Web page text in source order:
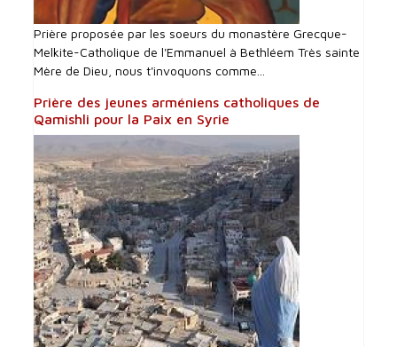
Prière proposée par les soeurs du monastère Grecque-
Melkite-Catholique de l'Emmanuel à Bethléem Très sainte
Mère de Dieu, nous t'invoquons comme...
Prière des jeunes arméniens catholiques de
Qamishli pour la Paix en Syrie